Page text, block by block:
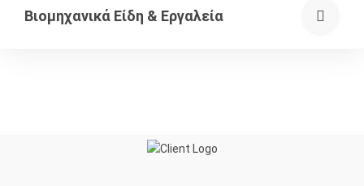
Βιομηχανικά Είδη & Εργαλεία